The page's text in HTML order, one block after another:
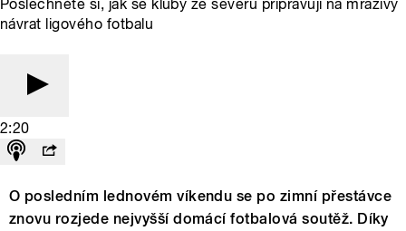
Poslechněte si, jak se kluby ze severu připravují na mrazivý
návrat ligového fotbalu
2:20
O posledním lednovém víkendu se po zimní přestávce
znovu rozjede nejvyšší domácí fotbalová soutěž. Díky